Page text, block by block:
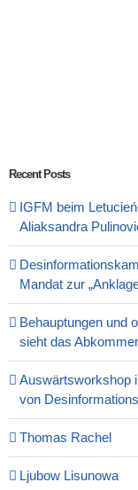
Recent Posts
IGFM beim
Aliaksandra
Mandat zur
Behauptungen und
sieht das
Auswärtsworkshop
von
Thomas Rachel
Ljubow Lisunowa